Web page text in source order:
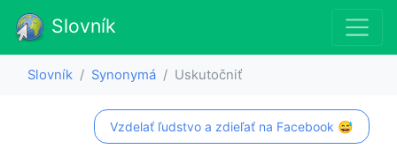
Slovník
Slovník Synonymá Uskutočniť
Vzdelať ľudstvo a zdieľať na Facebook 😅